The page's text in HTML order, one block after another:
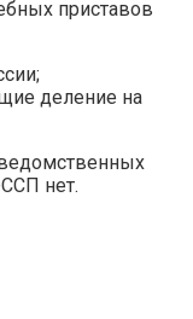
приставов
деление на
нет.